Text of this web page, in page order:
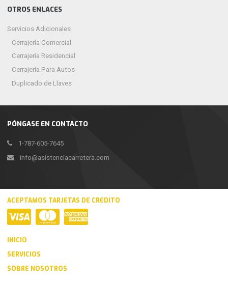
PÓNGASE EN CONTACTO
1-787-605-7645
info@asistenciacarretera.com
OTROS ENLACES
Servicios Adicionales
Cerrajería Comercial
Cerrajería Residencial
Cerrajería Para Autos
Duplicado de Llaves
ACEPTAMOS TARJETAS DE CREDITO
INICIO
SERVICIOS
SOBRE NOSOTROS